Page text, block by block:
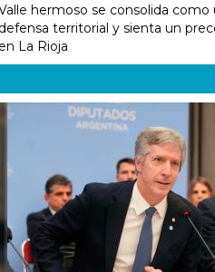
hermoso se consolida como
defensa territorial y sienta un
en La Rioja